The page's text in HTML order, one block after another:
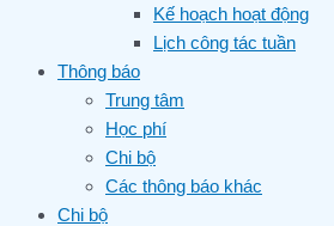
Kế hoạch hoạt động
Lịch công tác tuần
Thông báo
Trung tâm
Học phí
Chi bộ
Các thông báo khác
Chi bộ